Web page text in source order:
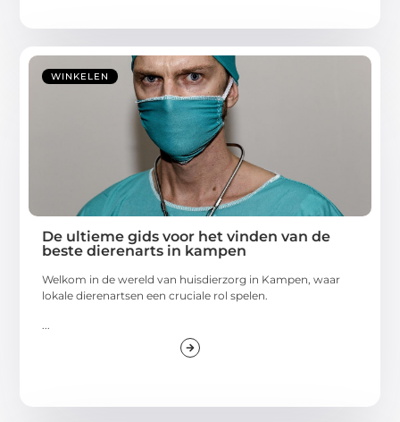
WINKELEN
De ultieme gids voor het vinden van de
beste dierenarts in kampen
Welkom in de wereld van huisdierzorg in Kampen, waar
lokale dierenartsen een cruciale rol spelen.